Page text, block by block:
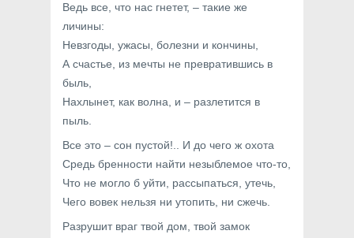
Ведь все, что нас гнетет, – такие же
личины:
Невзгоды, ужасы, болезни и кончины,
А счастье, из мечты не превратившись в
быль,
Нахлынет, как волна, и – разлетится в
пыль.
Все это – сон пустой!.. И до чего ж охота
Средь бренности найти незыблемое что-то,
Что не могло б уйти, рассыпаться, утечь,
Чего вовек нельзя ни утопить, ни сжечь.
Разрушит враг твой дом, твой замок